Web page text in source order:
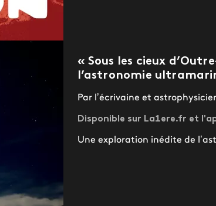
« Sous les cieux
l’astronomie
Par l’écrivaine et
Disponible sur La1ere.fr et
Une exploration inédite de